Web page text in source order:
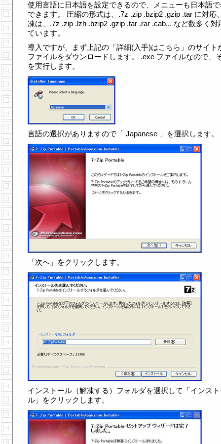
使用言語に日本語を設定できるので、メニューも日本語
できます。 圧縮の形式は、.7z .zip .bzip2 .gzip .tar に対応
凍は、.7z .zip .lzh .bzip2 .gzip .tar .rar .cab... など数多く対
ています。
導入ですが、まず上記の「詳細(入手)はこちら」のサイト
ファイルをダウンロードします。 .exe ファイルなので、
を実行します。
言語の選択がありますので「 Japanese 」を選択します。
「次へ」をクリックします。
インストール（解凍する）フォルダを選択して「インス
ル」をクリックします。